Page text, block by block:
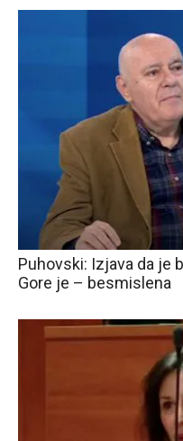
Puhovski: Izjava da je
Gore je – besmislena